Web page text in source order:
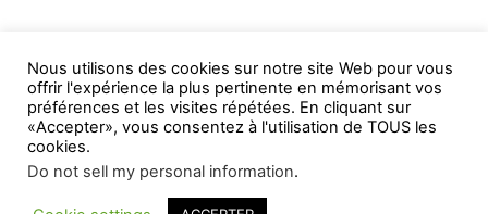
Nous utilisons des cookies sur notre site Web pour vous
offrir l'expérience la plus pertinente en mémorisant vos
préférences et les visites répétées. En cliquant sur
«Accepter», vous consentez à l'utilisation de TOUS les
cookies.
Do not sell my personal information.